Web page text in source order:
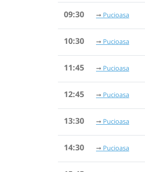
09:30 Pucioasa
10:30 Pucioasa
11:45 Pucioasa
12:45 Pucioasa
13:30 Pucioasa
14:30 Pucioasa